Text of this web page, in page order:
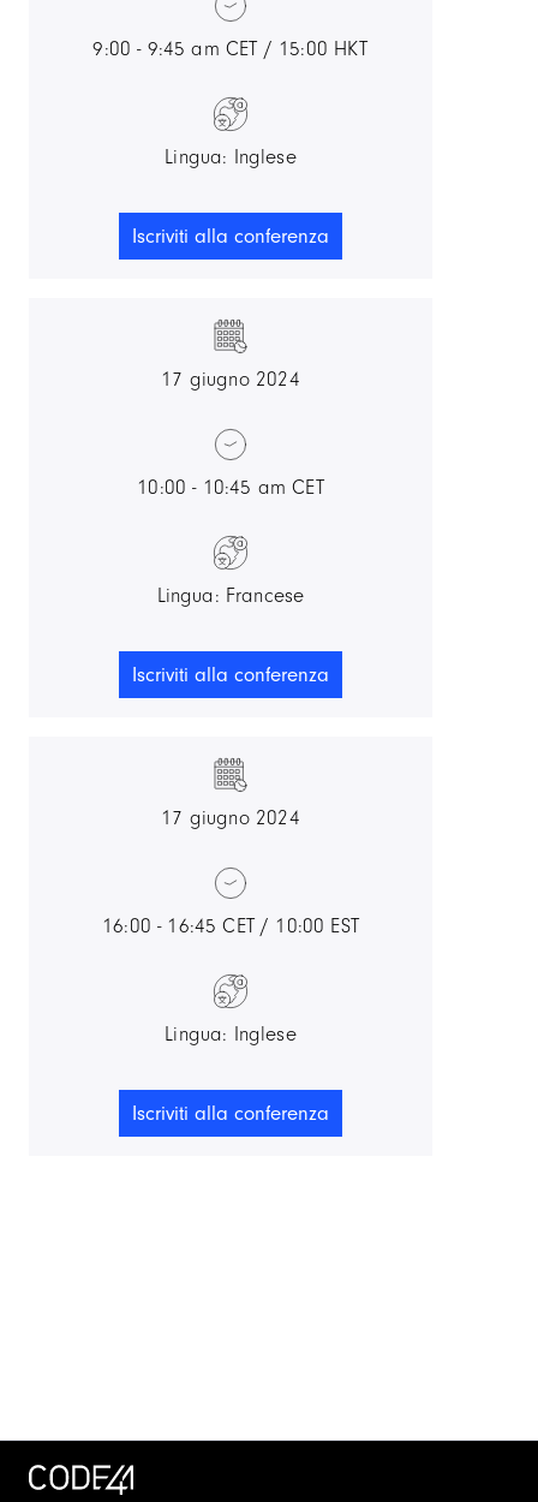
9:00 - 9:45 am CET / 15:00 HKT
Lingua: Inglese
Iscriviti alla conferenza
17 giugno 2024
10:00 - 10:45 am CET
Lingua: Francese
Iscriviti alla conferenza
17 giugno 2024
16:00 - 16:45 CET / 10:00 EST
Lingua: Inglese
Iscriviti alla conferenza